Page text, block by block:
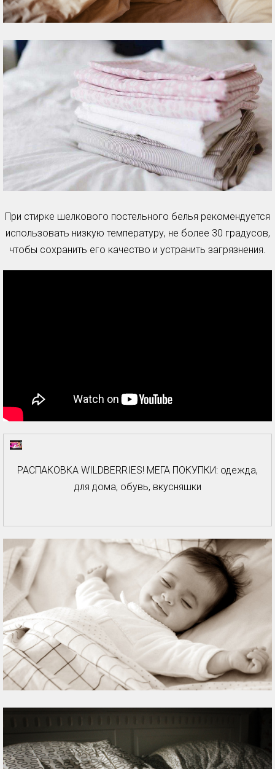
При стирке шелкового постельного белья рекомендуется
использовать низкую температуру, не более 30 градусов,
чтобы сохранить его качество и устранить загрязнения.
РАСПАКОВКА WILDBERRIES! МЕГА ПОКУПКИ: одежда,
для дома, обувь, вкусняшки